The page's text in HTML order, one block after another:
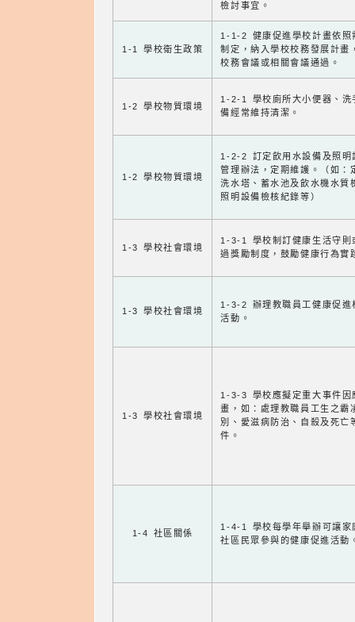
檢討事宜。
1-1 學校衛生政策
1-1-2 健康促進學校計畫依照
制定，納入學校校務發展計畫
校務會議或相關會議通過。
1-2 學校物質環境
1-2-1 學校廁所大小便器、洗
備經常維持清潔。
1-2 學校物質環境
1-2-2 訂定飲用水設備及照明
管理辦法，定期維護。（如：
洗水塔、蓄水池及飲水機水質
照明設備檢核紀錄等）
1-3 學校社會環境
1-3-1 學校制訂健康生活守則
過獎勵制度，鼓勵健康行為實
1-3 學校社會環境
1-3-2 辦理教職員工健康促進
活動。
1-3 學校社會環境
1-3-3 學校應擬定重大事件因
畫，如：處理教職員工生之霸
別、愛滋病防治、自殺及死亡
件。
1-4 社區關係
1-4-1 學校每學年舉辦可讓家
社區民眾參與的健康促進活動